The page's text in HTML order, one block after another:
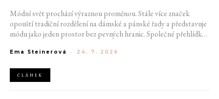
Módní svět prochází výraznou proměnou. Stále více značek
opouští tradiční rozdělení na dámské a pánské řady a představuje
módu jako jeden prostor bez pevných hranic. Společné přehlídky,
klasické týdny módy mohou brzy vypadat úplně jinak.
Ema Steinerová - 24. 7. 2026
ČLÁNEK